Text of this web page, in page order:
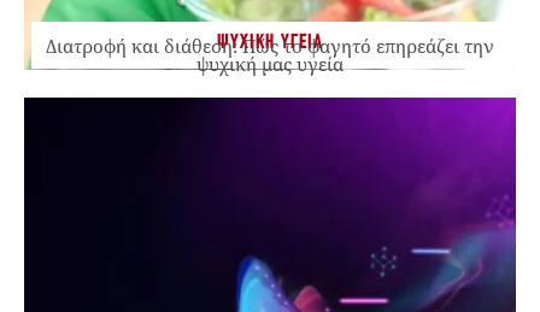
ΨΥΧΙΚΗ ΥΓΕΙΑ
Διατροφή και διάθεση: Πώς το φαγητό επηρεάζει την
ψυχική μας υγεία